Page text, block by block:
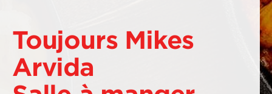
Toujours Mikes
Arvida